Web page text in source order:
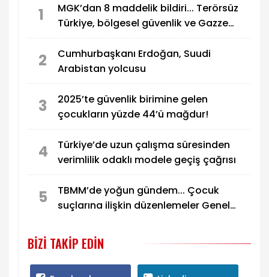
1
MGK’dan 8 maddelik bildiri... Terörsüz
Türkiye, bölgesel güvenlik ve Gazze
2
Cumhurbaşkanı Erdoğan, Suudi
Arabistan yolcusu
3
2025’te güvenlik birimine gelen
çocukların yüzde 44’ü mağdur!
4
Türkiye’de uzun çalışma süresinden
verimlilik odaklı modele geçiş çağrısı
5
TBMM’de yoğun gündem... Çocuk
suçlarına ilişkin düzenlemeler Genel
BIZI TAKIP EDIN